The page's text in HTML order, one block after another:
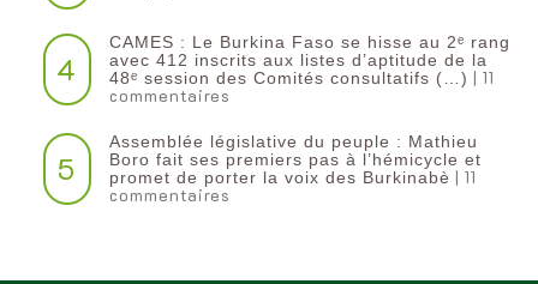
4
CAMES : Le Burkina Faso se hisse au 2ᵉ rang
avec 412 inscrits aux listes d’aptitude de la
48ᵉ session des Comités consultatifs (…) | 11
commentaires
5
Assemblée législative du peuple : Mathieu
Boro fait ses premiers pas à l’hémicycle et
promet de porter la voix des Burkinabè | 11
commentaires